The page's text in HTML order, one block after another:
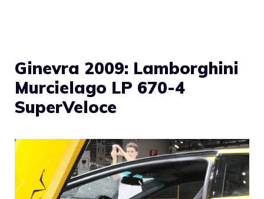
Ginevra 2009: Lamborghini
Murcielago LP 670-4
SuperVeloce